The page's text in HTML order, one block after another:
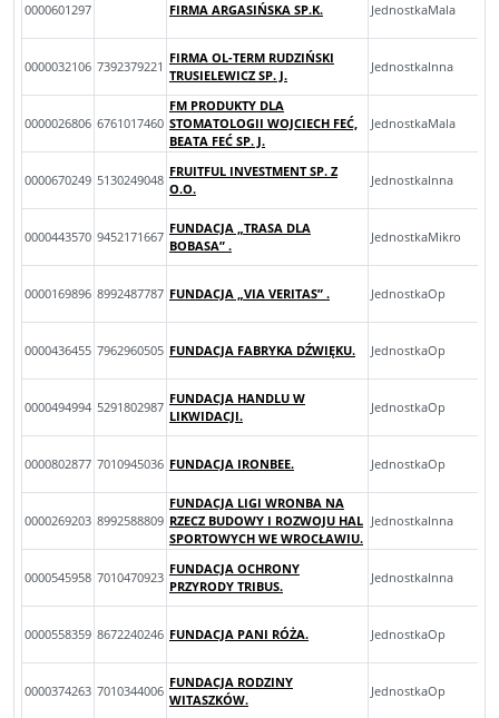
0000601297 FIRMA ARGASIŃSKA SP.K. JednostkaMala
0000032106 7392379221
FIRMA OL-TERM RUDZIŃSKI
TRUSIELEWICZ SP. J.
JednostkaInna
0000026806 6761017460
FM PRODUKTY DLA
STOMATOLOGII WOJCIECH FEĆ,
BEATA FEĆ SP. J.
JednostkaMala
0000670249 5130249048
FRUITFUL INVESTMENT SP. Z
O.O.
JednostkaInna
0000443570 9452171667
FUNDACJA „TRASA DLA
BOBASA” .
JednostkaMikro
0000169896 8992487787 FUNDACJA „VIA VERITAS” . JednostkaOp
0000436455 7962960505 FUNDACJA FABRYKA DŹWIĘKU. JednostkaOp
0000494994 5291802987
FUNDACJA HANDLU W
LIKWIDACJI.
JednostkaOp
0000802877 7010945036 FUNDACJA IRONBEE. JednostkaOp
0000269203 8992588809
FUNDACJA LIGI WRONBA NA
RZECZ BUDOWY I ROZWOJU HAL
SPORTOWYCH WE WROCŁAWIU.
JednostkaInna
0000545958 7010470923
FUNDACJA OCHRONY
PRZYRODY TRIBUS.
JednostkaInna
0000558359 8672240246 FUNDACJA PANI RÓŻA. JednostkaOp
0000374263 7010344006
FUNDACJA RODZINY
WITASZKÓW.
JednostkaOp